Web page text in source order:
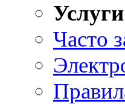
Часто